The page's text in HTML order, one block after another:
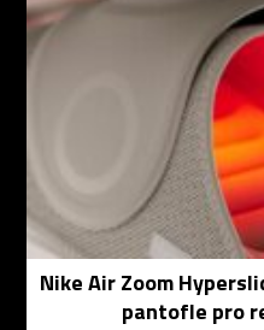
Nike Air Zoom
pantofle pro